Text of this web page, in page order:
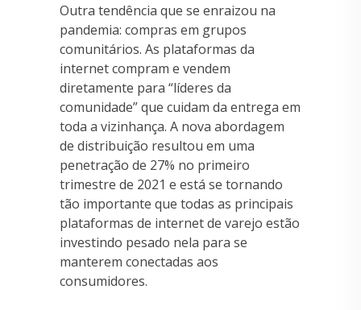
Outra tendência que se enraizou na
pandemia: compras em grupos
comunitários. As plataformas da
internet compram e vendem
diretamente para “líderes da
comunidade” que cuidam da entrega em
toda a vizinhança. A nova abordagem
de distribuição resultou em uma
penetração de 27% no primeiro
trimestre de 2021 e está se tornando
tão importante que todas as principais
plataformas de internet de varejo estão
investindo pesado nela para se
manterem conectadas aos
consumidores.